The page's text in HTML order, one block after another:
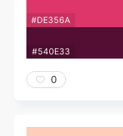
#DE356A
#540E33
0